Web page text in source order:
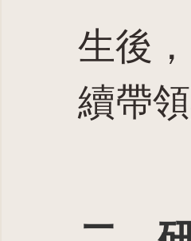
生後
續帶